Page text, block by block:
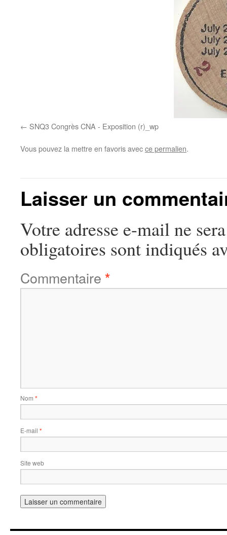
SNQ3 Congrès CNA - Exposition (r)_wp
Vous pouvez la mettre en favoris avecce permalien.
Laisser un
Votre adresse e-mail ne
obligatoires sont indiqués
Commentaire *
Nom *
E-mail *
Site web